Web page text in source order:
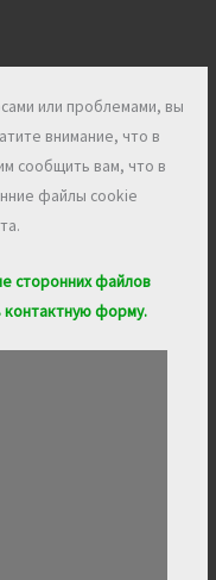
или проблемами, вы
внимание, что в
сообщить вам, что в
файлы cookie
сторонних файлов
контактную форму.